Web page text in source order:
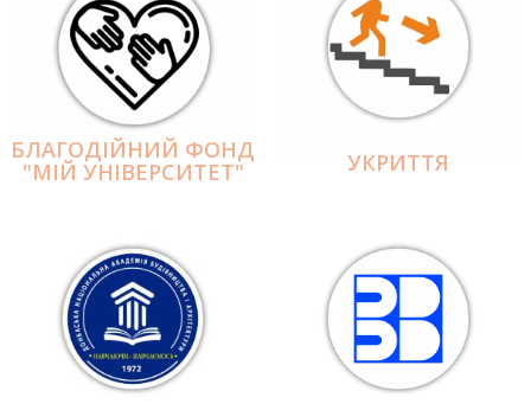
БЛАГОДІЙНИЙ ФОНД
"МІЙ УНІВЕРСИТЕТ" УКРИТТЯ